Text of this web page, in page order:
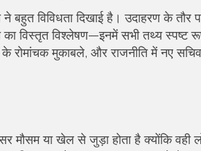
विविधता दिखाई है। उदाहरण के तौर
का विस्तृत विश्लेषण—इनमें सभी तथ्य स्पष्ट
रोमांचक मुकाबले, और राजनीति में नए सचिव
या खेल से जुड़ा होता है क्योंकि वही